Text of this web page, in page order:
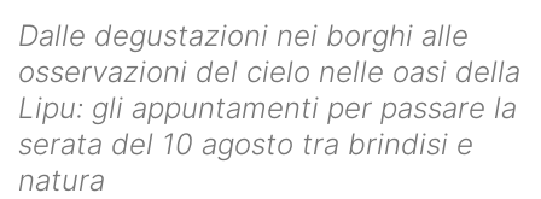
Dalle degustazioni nei borghi alle
osservazioni del cielo nelle oasi della
Lipu: gli appuntamenti per passare la
serata del 10 agosto tra brindisi e
natura